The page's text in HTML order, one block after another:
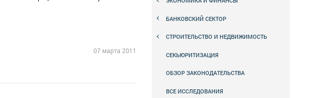
07 марта 2011
БАНКОВСКИЙ СЕКТОР
СТРОИТЕЛЬСТВО И НЕДВИЖИМОСТЬ
СЕКЬЮРИТИЗАЦИЯ
ОБЗОР ЗАКОНОДАТЕЛЬСТВА
ВСЕ ИССЛЕДОВАНИЯ